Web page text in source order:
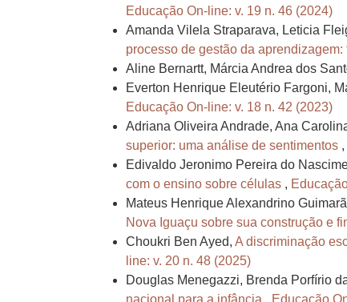
Educação On-line: v. 19 n. 46 (2024)
Amanda Vilela Straparava, Leticia
processo de gestão da
Aline Bernartt, Márcia Andrea dos
Everton Henrique Eleutério Fargoni,
Educação On-line: v. 18 n. 42 (2023)
Adriana Oliveira Andrade, Ana
superior: uma análise de sentimentos ,
Edivaldo Jeronimo Pereira do
com o ensino sobre células ,
Mateus Henrique Alexandrino
Nova Iguaçu sobre sua construção e
Choukri Ben Ayed, A discriminação
line: v. 20 n. 48 (2025)
Douglas Menegazzi, Brenda Porfírio